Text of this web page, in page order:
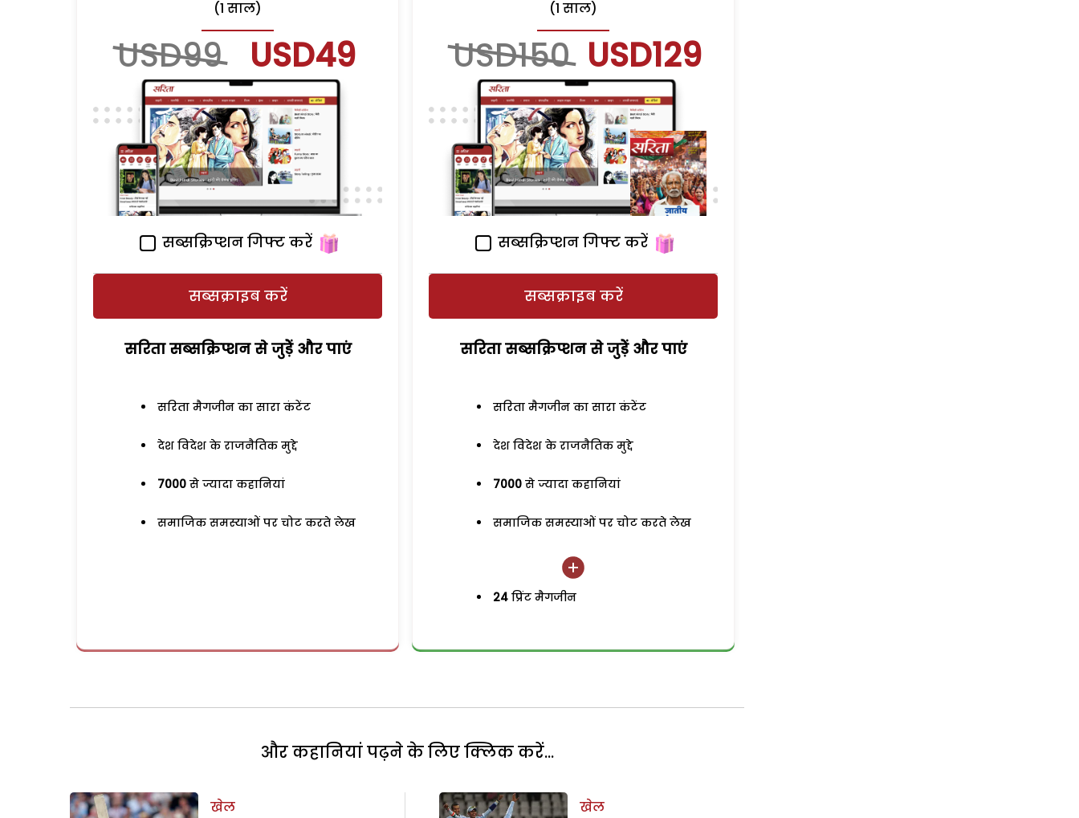
(1 साल)
USD99 USD49
सब्सक्रिप्शन गिफ्ट करें
सब्सक्राइब करें
सरिता सब्सक्रिप्शन से जुड़ेें और पाएं
सरिता मैगजीन का सारा कंटेंट
देश विदेश के राजनैतिक मुद्दे
7000 से ज्यादा कहानियां
समाजिक समस्याओं पर चोट करते लेख
(1 साल)
USD150 USD129
सब्सक्रिप्शन गिफ्ट करें
सब्सक्राइब करें
सरिता सब्सक्रिप्शन से जुड़ेें और पाएं
सरिता मैगजीन का सारा कंटेंट
देश विदेश के राजनैतिक मुद्दे
7000 से ज्यादा कहानियां
समाजिक समस्याओं पर चोट करते लेख
24 प्रिंट मैगजीन
और कहानियां पढ़ने के लिए क्लिक करें...
खेल
खेल